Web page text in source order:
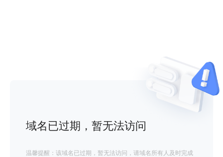
域名已过期，暂无法访问
温馨提醒：该域名已过期，暂无法访问，请域名所有人及时完成